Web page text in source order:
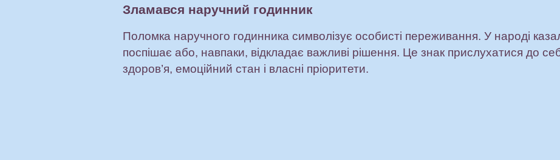
Зламався наручний годинник
Поломка наручного годинника символізує особисті переживання. У народі
поспішає або, навпаки, відкладає важливі рішення. Це знак прислухатися до
здоров’я, емоційний стан і власні пріоритети.